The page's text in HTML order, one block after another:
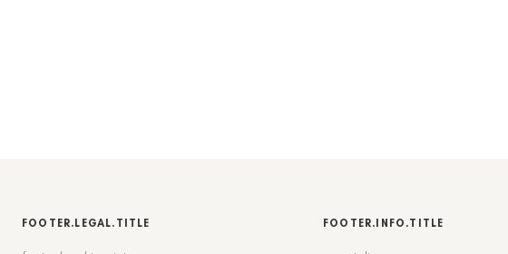
FOOTER.LEGAL.TITLE FOOTER.INFO.TITLE